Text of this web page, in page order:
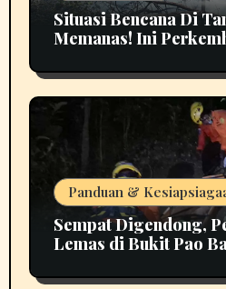
Situasi Bencana Di
Memanas! Ini
Panduan &
Sempat Digendong,
Lemas di Bukit Pao